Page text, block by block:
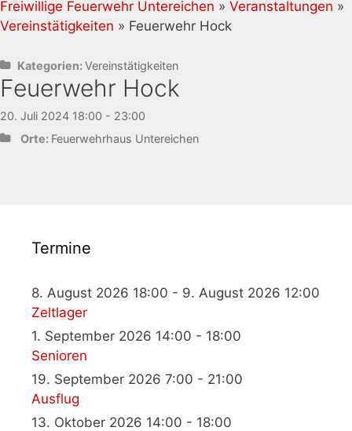
Freiwillige Feuerwehr Untereichen » Veranstaltungen »
Vereinstätigkeiten » Feuerwehr Hock
Kategorien:Vereinstätigkeiten
Feuerwehr Hock
20. Juli 2024 18:00 - 23:00
Orte: Feuerwehrhaus Untereichen
Termine
8. August 2026 18:00 - 9. August 2026 12:00
Zeltlager
1. September 2026 14:00 - 18:00
Senioren
19. September 2026 7:00 - 21:00
Ausflug
13. Oktober 2026 14:00 - 18:00